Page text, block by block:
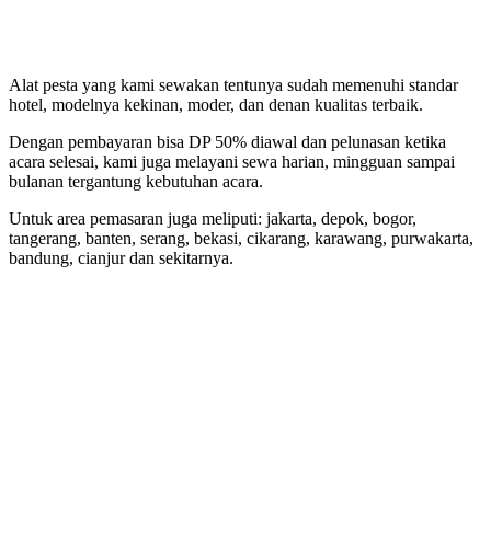
Alat pesta yang kami sewakan tentunya sudah memenuhi standar
hotel, modelnya kekinan, moder, dan denan kualitas terbaik.
Dengan pembayaran bisa DP 50% diawal dan pelunasan ketika
acara selesai, kami juga melayani sewa harian, mingguan sampai
bulanan tergantung kebutuhan acara.
Untuk area pemasaran juga meliputi: jakarta, depok, bogor,
tangerang, banten, serang, bekasi, cikarang, karawang, purwakarta,
bandung, cianjur dan sekitarnya.